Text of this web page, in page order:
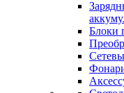
Блоки